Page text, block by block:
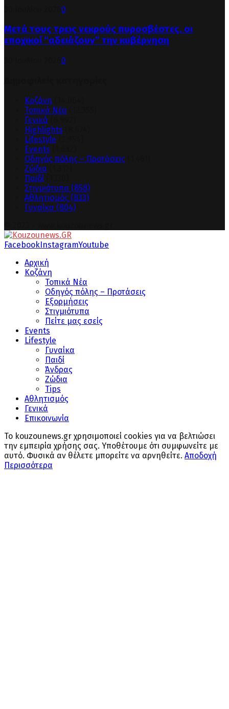
0
Μετά τους τρεις νεκρούς πυροσβέστες, οι
εποχικοί “αδειάζουν” την κυβέρνηση
0
Κοζάνη
Τοπικά Νέα
Γενικά
Highlights
Lifestyle
Events
Οδηγός πόλης – Προτάσεις
Ζώδια
Παιδί
Στιγμιότυπα (858)
Αθλητισμός (833)
Γυναίκα (804)
Facebook InstagramYoutube
Αρχική
Κοζάνη
Τοπικά Νέα
Οδηγός πόλης – Προτάσεις
Εξορμήσεις
Στιγμιότυπα
Πείτε μας εσείς
Events
Lifestyle
Γυναίκα
Παιδί
Άνδρας
Ζώδια
Tips
Αθλητισμός
Γενικά
Επικοινωνία
Το kouzounews.gr χρησιμοποιεί cookies για να βελτιώσει
την εμπειρία χρήσης σας. Υποθέτουμε ότι συμφωνείτε με
αυτό. Φυσικά αν θέλετε μπορείτε να αρνηθείτε. Αποδοχή
Περισσότερα